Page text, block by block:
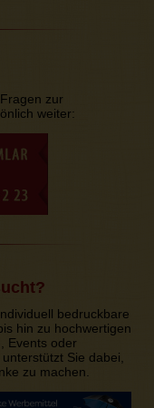
zur
weiter:
bedruckbare
hin zu hochwertigen
Events oder
Sie dabei,
zu machen.